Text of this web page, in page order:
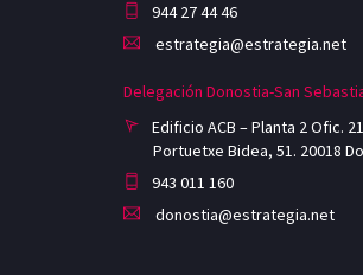
944 27 44 46
estrategia@estrategia.net
Delegación Donostia-San
Edificio ACB – Planta 2 Ofic.
Portuetxe Bidea, 51. 20018
943 011 160
donostia@estrategia.net